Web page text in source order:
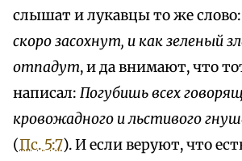
слышат и лукавцы то же слово:
скоро засохнут, и как зеленый
отпадут, и да внимают, что
написал: Погубишь всех
кровожадного и льстивого
(Пс. 5:7). И если веруют, что